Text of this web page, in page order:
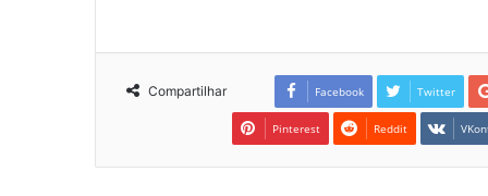
Compartilhar Facebook Twitter
Pinterest Reddit